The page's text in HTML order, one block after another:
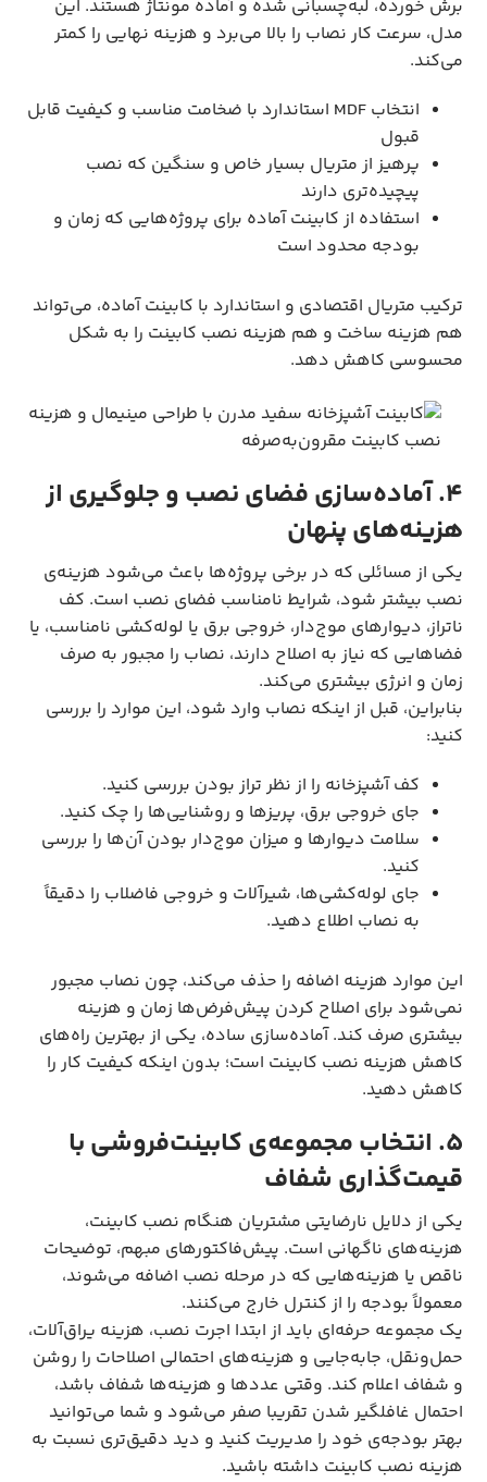
برش خورده، لبه‌چسبانی شده و آماده مونتاژ هستند. این
مدل، سرعت کار نصاب را بالا می‌برد و هزینه نهایی را کمتر
می‌کند.
انتخاب MDF استاندارد با ضخامت مناسب و کیفیت قابل
قبول
پرهیز از متریال بسیار خاص و سنگین که نصب
پیچیده‌تری دارند
استفاده از کابینت آماده برای پروژه‌هایی که زمان و
بودجه محدود است
ترکیب متریال اقتصادی و استاندارد با کابینت آماده، می‌تواند
هم هزینه ساخت و هم هزینه نصب کابینت را به شکل
محسوسی کاهش دهد.
۴. آماده‌سازی فضای نصب و جلوگیری از
هزینه‌های پنهان
یکی از مسائلی که در برخی پروژه‌ها باعث می‌شود هزینه‌ی
نصب بیشتر شود، شرایط نامناسب فضای نصب است. کف
ناتراز، دیوارهای موج‌دار، خروجی برق یا لوله‌کشی نامناسب، یا
فضاهایی که نیاز به اصلاح دارند، نصاب را مجبور به صرف
زمان و انرژی بیشتری می‌کند.
بنابراین، قبل از اینکه نصاب وارد شود، این موارد را بررسی
کنید:
کف آشپزخانه را از نظر تراز بودن بررسی کنید.
جای خروجی برق، پریزها و روشنایی‌ها را چک کنید.
سلامت دیوارها و میزان موج‌دار بودن آن‌ها را بررسی
کنید.
جای لوله‌کشی‌ها، شیرآلات و خروجی فاضلاب را دقیقاً
به نصاب اطلاع دهید.
این موارد هزینه اضافه را حذف می‌کند، چون نصاب مجبور
نمی‌شود برای اصلاح کردن پیش‌فرض‌ها زمان و هزینه
بیشتری صرف کند. آماده‌سازی ساده، یکی از بهترین راه‌های
کاهش هزینه نصب کابینت است؛ بدون اینکه کیفیت کار را
کاهش دهید.
۵. انتخاب مجموعه‌ی کابینت‌فروشی با
قیمت‌گذاری شفاف
یکی از دلایل نارضایتی مشتریان هنگام نصب کابینت،
هزینه‌های ناگهانی است. پیش‌فاکتورهای مبهم، توضیحات
ناقص یا هزینه‌هایی که در مرحله نصب اضافه می‌شوند،
معمولاً بودجه را از کنترل خارج می‌کنند.
یک مجموعه حرفه‌ای باید از ابتدا اجرت نصب، هزینه یراق‌آلات،
حمل‌ونقل، جابه‌جایی و هزینه‌های احتمالی اصلاحات را روشن
و شفاف اعلام کند. وقتی عددها و هزینه‌ها شفاف باشد،
احتمال غافلگیر شدن تقریبا صفر می‌شود و شما می‌توانید
بهتر بودجه‌ی خود را مدیریت کنید و دید دقیق‌تری نسبت به
هزینه نصب کابینت داشته باشید.